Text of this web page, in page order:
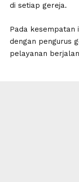
di setiap gereja.
Pada kesempatan
dengan pengurus
pelayanan